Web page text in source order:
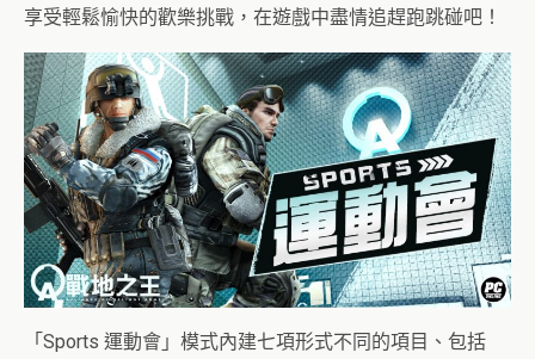
享受輕鬆愉快的歡樂挑戰，在遊戲中盡情追趕跑跳碰吧！
「Sports 運動會」模式內建七項形式不同的項目、包括